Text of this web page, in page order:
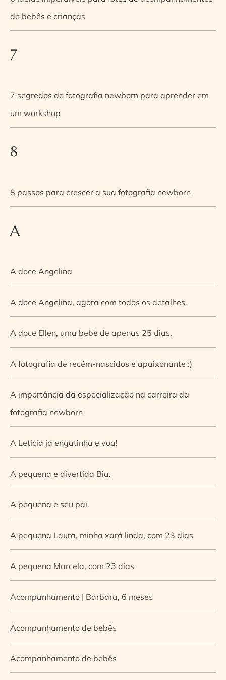
de bebês e crianças
7
7 segredos de fotografia newborn para aprender em
um workshop
8
8 passos para crescer a sua fotografia newborn
A
A doce Angelina
A doce Angelina, agora com todos os detalhes.
A doce Ellen, uma bebê de apenas 25 dias.
A fotografia de recém-nascidos é apaixonante :)
A importância da especialização na carreira da
fotografia newborn
A Letícia já engatinha e voa!
A pequena e divertida Bia.
A pequena e seu pai.
A pequena Laura, minha xará linda, com 23 dias
A pequena Marcela, com 23 dias
Acompanhamento | Bárbara, 6 meses
Acompanhamento de bebês
Acompanhamento de bebês